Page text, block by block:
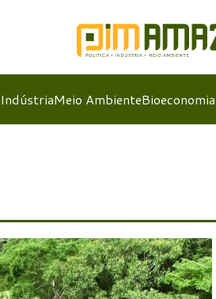
IndústriaMeio AmbienteBioeconomia